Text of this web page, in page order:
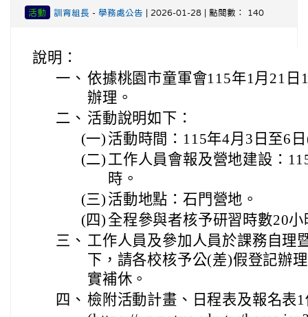
活動 訓育組長 - 學務處公告 | 2026-01-28 | 點閱數： 140
說明：
一、 依據桃園市童軍會115年1月21日
辦理。
二、 活動說明如下：
(一) 活動時間：115年4月3日至6
(二) 工作人員會報及營地建設：
時。
(三) 活動地點：石門營地。
(四) 全程參與者核予研習時數20小
三、 工作人員及參加人員於課務自理
下，請各校核予公(差)假登記辦
實補休。
四、 檢附活動計畫、日程表及報名表